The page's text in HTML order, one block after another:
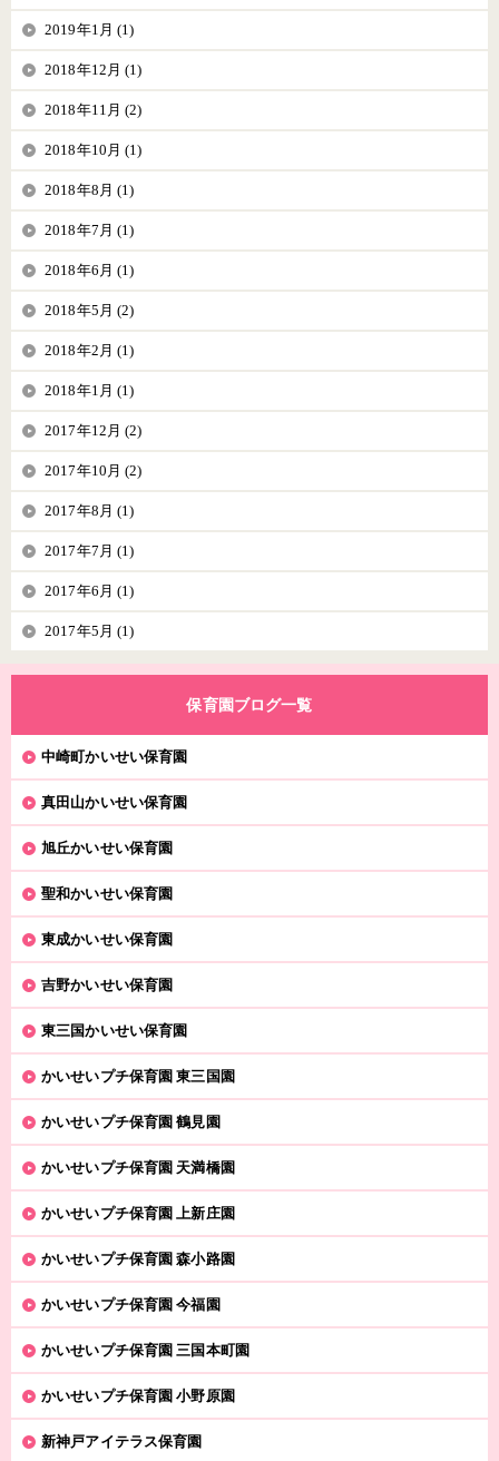
2019年1月 (1)
2018年12月 (1)
2018年11月 (2)
2018年10月 (1)
2018年8月 (1)
2018年7月 (1)
2018年6月 (1)
2018年5月 (2)
2018年2月 (1)
2018年1月 (1)
2017年12月 (2)
2017年10月 (2)
2017年8月 (1)
2017年7月 (1)
2017年6月 (1)
2017年5月 (1)
保育園ブログ一覧
中崎町かいせい保育園
真田山かいせい保育園
旭丘かいせい保育園
聖和かいせい保育園
東成かいせい保育園
吉野かいせい保育園
東三国かいせい保育園
かいせいプチ保育園 東三国園
かいせいプチ保育園 鶴見園
かいせいプチ保育園 天満橋園
かいせいプチ保育園 上新庄園
かいせいプチ保育園 森小路園
かいせいプチ保育園 今福園
かいせいプチ保育園 三国本町園
かいせいプチ保育園 小野原園
新神戸アイテラス保育園